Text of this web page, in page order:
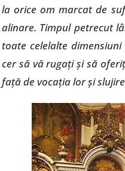
la orice om marcat de
alinare. Timpul petrecut
toate celelalte
cer să vă rugaţi şi să
faţă de vocaţia lor şi